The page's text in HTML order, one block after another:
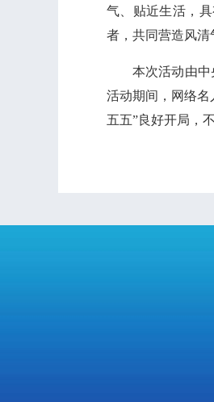
气、贴近生活，
者，共同营造风清
本次活动由中
活动期间，网络
五五”良好开局，